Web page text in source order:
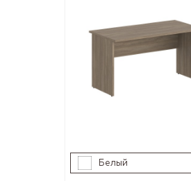
Белый